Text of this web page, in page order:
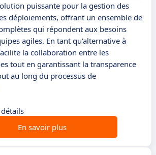
puissante pour la gestion des
déploiements, offrant un ensemble de
qui répondent aux besoins
agiles. En tant qu'alternative à
la collaboration entre les
tout en garantissant la transparence
au long du processus de
En savoir plus